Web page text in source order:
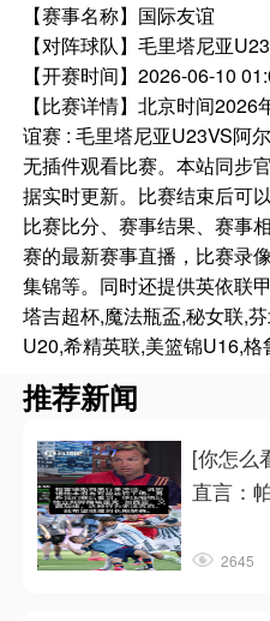
【赛事名称】 国际友谊
【对阵球队】毛里塔尼亚
【开赛时间】2026-06-10
【比赛详情】北京时间2026
谊赛 : 毛里塔尼亚U23VS阿
无插件观看比赛。本站同步
据实时更新。比赛结束后可
比赛比分、赛事结果、赛事
赛的最新赛事直播，比赛录
集锦等。同时还提供英依联
塔吉超杯,魔法瓶盃,秘女联,
U20,希精英联,美篮锦U16,格
推荐新闻
[你怎么
直言：
2645